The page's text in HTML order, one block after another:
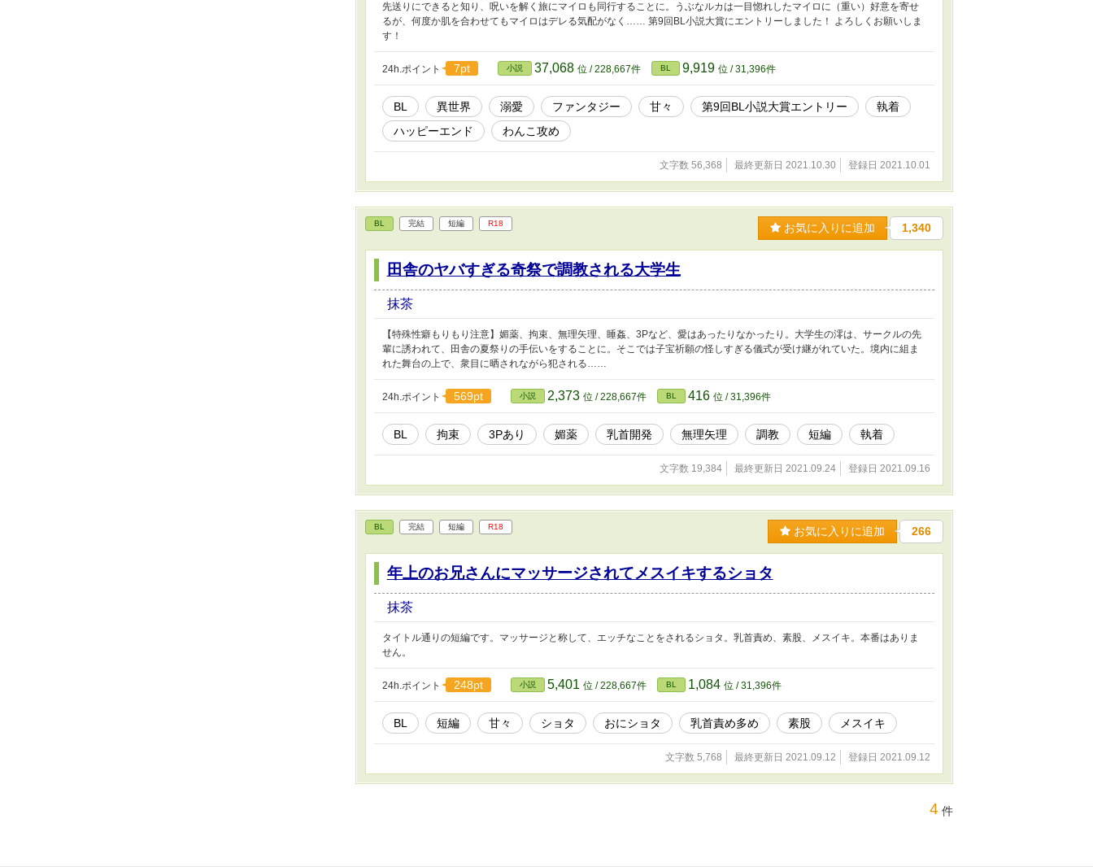
先送りにできると知り、呪いを解く旅にマイロも同行することに。うぶなルカは一目惚れしたマイロに（重い）好意を寄せ
るが、何度か肌を合わせてもマイロはデレる気配がなく…… 第9回BL小説大賞にエントリーしました！ よろしくお願いしま
す！
24h.ポイント 7pt 小説 37,068 位 / 228,667件 BL 9,919 位 / 31,396件
BL 異世界 溺愛 ファンタジー 甘々 第9回BL小説大賞エントリー
執着
ハッピーエンド
わんこ攻め
文字数 56,368 最終更新日 2021.10.30 登録日 2021.10.01
BL 完結 短編 R18 お気に入りに追加 1,340
田舎のヤバすぎる奇祭で調教される大学生
抹茶
【特殊性癖もりもり注意】媚薬、拘束、無理矢理、睡姦、3Pなど、愛はあったりなかったり。大学生の澪は、サークルの先
輩に誘われて、田舎の夏祭りの手伝いをすることに。そこでは子宝祈願の怪しすぎる儀式が受け継がれていた。境内に組ま
れた舞台の上で、衆目に晒されながら犯される……
24h.ポイント 569pt 小説 2,373 位 / 228,667件 BL 416 位 / 31,396件
BL 拘束 3Pあり 媚薬 乳首開発 無理矢理 調教 短編 執着
文字数 19,384 最終更新日 2021.09.24 登録日 2021.09.16
BL 完結 短編 R18 お気に入りに追加 266
年上のお兄さんにマッサージされてメスイキするショタ
抹茶
タイトル通りの短編です。マッサージと称して、エッチなことをされるショタ。乳首責め、素股、メスイキ。本番はありま
せん。
24h.ポイント 248pt 小説 5,401 位 / 228,667件 BL 1,084 位 / 31,396件
BL 短編 甘々 ショタ おにショタ 乳首責め多め 素股 メスイキ
文字数 5,768 最終更新日 2021.09.12 登録日 2021.09.12
4 件